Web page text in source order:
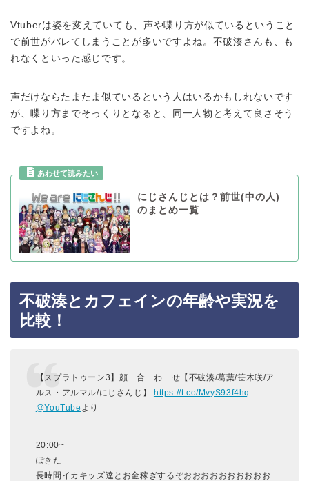
Vtuberは姿を変えていても、声や喋り方が似ているということ
で前世がバレてしまうことが多いですよね。不破湊さんも、も
れなくといった感じです。
声だけならたまたま似ているという人はいるかもしれないです
が、喋り方までそっくりとなると、同一人物と考えて良さそう
ですよね。
にじさんじとは？前世(中の人)
のまとめ一覧
不破湊とカフェインの年齢や実況を
比較！
【スプラトゥーン3】顔 合 わ せ【不破湊/葛葉/笹木咲/ア
ルス・アルマル/にじさんじ】 https://t.co/MvyS93f4hq
@YouTube より
20:00~
ぽきた
長時間イカキッズ達とお金稼ぎするぞおおおおおおおおおお